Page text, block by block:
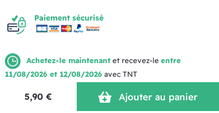
Achetez-le maintenant et recevez-le entre
11/08/2026 et 12/08/2026 avec TNT
5,90 € Ajouter au panier
Paiement sécurisé
Mentions légales Politique de livraison
Politique de Confidentialité Réalisation MOTION4EVER